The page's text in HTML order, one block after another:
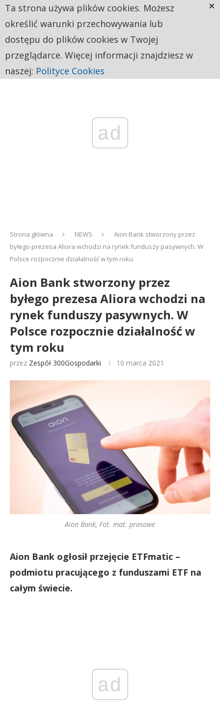
ad
Strona główna NEWS
Aion Bank stworzony przez
byłego prezesa Aliora wchodzi na rynek funduszy pasywnych. W
Polsce rozpocznie działalność w tym roku
Aion Bank stworzony przez
byłego prezesa Aliora wchodzi na
rynek funduszy pasywnych. W
Polsce rozpocznie działalność w
tym roku
przez Zespół 300Gospodarki 10 marca 2021
Aion Bank, Fot. mat. prasowe
Aion Bank ogłosił przejęcie ETFmatic –
podmiotu pracującego z funduszami ETF na
całym świecie.
ad
Ta strona używa plików cookies. Możesz
określić warunki przechowywania lub
dostępu do plików cookies w Twojej
przeglądarce. Więcej informacji znajdziesz w
naszej: Polityce Cookies
×